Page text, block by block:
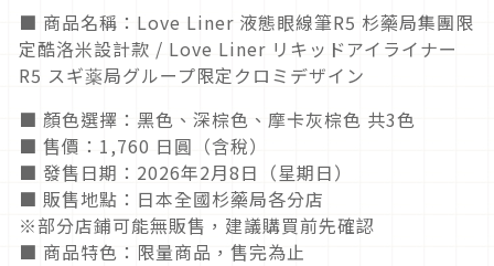
■ 商品名稱：Love Liner 液態眼線筆R5 杉藥局集團限
定酷洛米設計款 / Love Liner リキッドアイライナー
R5 スギ薬局グループ限定クロミデザイン
■ 顏色選擇：黑色、深棕色、摩卡灰棕色 共3色
■ 售價：1,760 日圓（含稅）
■ 發售日期：2026年2月8日（星期日）
■ 販售地點：日本全國杉藥局各分店
※部分店鋪可能無販售，建議購買前先確認
■ 商品特色：限量商品，售完為止